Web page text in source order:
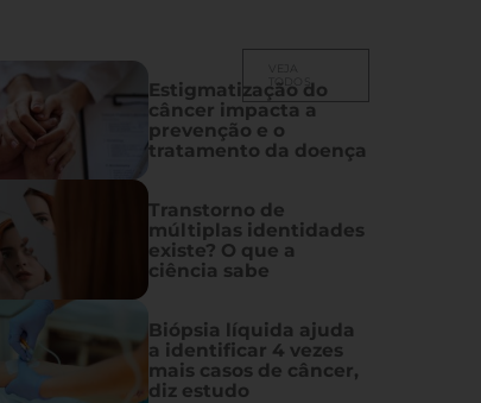
TODOS
Estigmatização do
câncer impacta a
prevenção e o
tratamento da doença
Transtorno de
múltiplas identidades
existe? O que a
ciência sabe
Biópsia líquida ajuda
a identificar 4 vezes
mais casos de câncer,
diz estudo